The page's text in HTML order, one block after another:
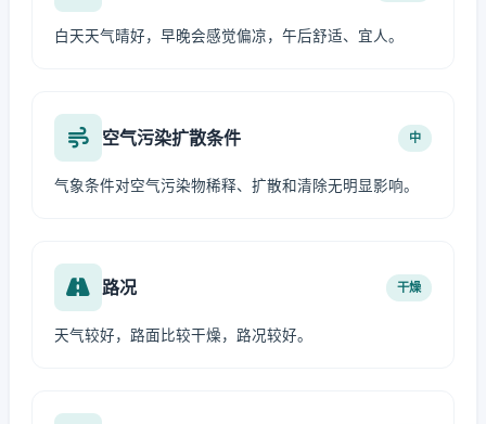
白天天气晴好，早晚会感觉偏凉，午后舒适、宜人。
空气污染扩散条件 中
气象条件对空气污染物稀释、扩散和清除无明显影响。
路况 干燥
天气较好，路面比较干燥，路况较好。